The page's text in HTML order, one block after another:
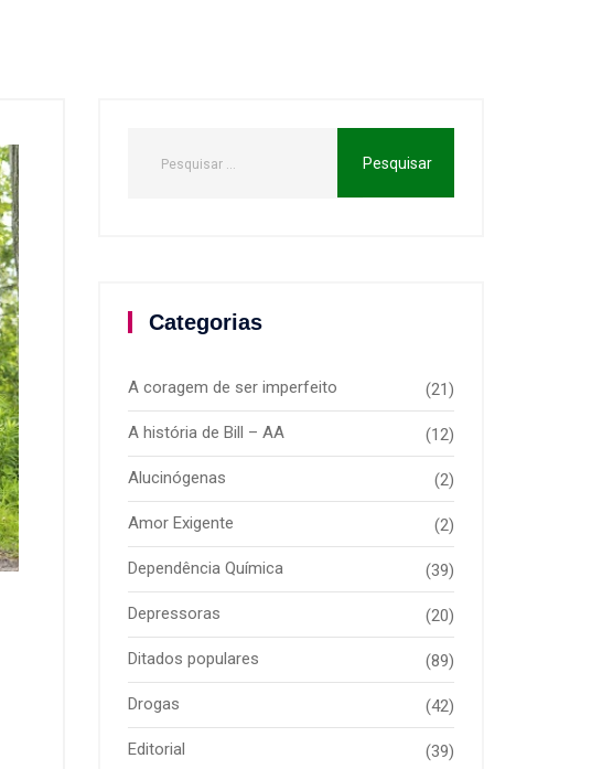
Categorias
A coragem de ser imperfeito (21)
A história de Bill – AA (12)
Alucinógenas (2)
Amor Exigente (2)
Dependência Química (39)
Depressoras (20)
Ditados populares (89)
Drogas (42)
Editorial (39)